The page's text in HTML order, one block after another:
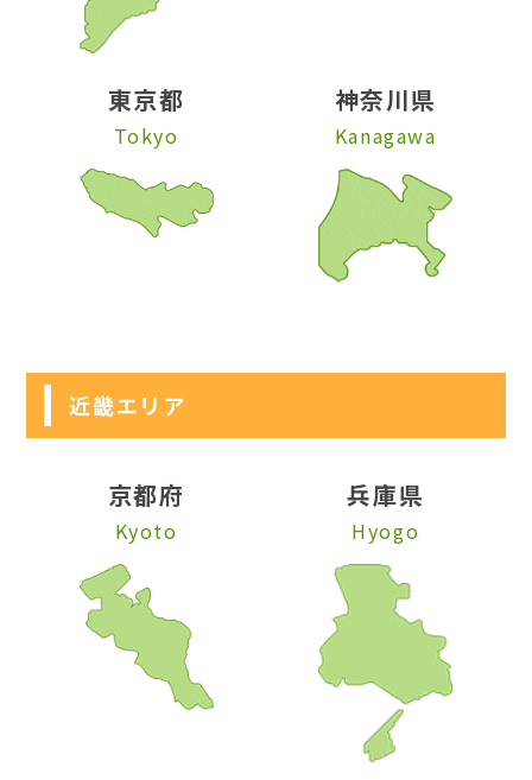
東京都
Tokyo
神奈川県
Kanagawa
近畿エリア
京都府
Kyoto
兵庫県
Hyogo